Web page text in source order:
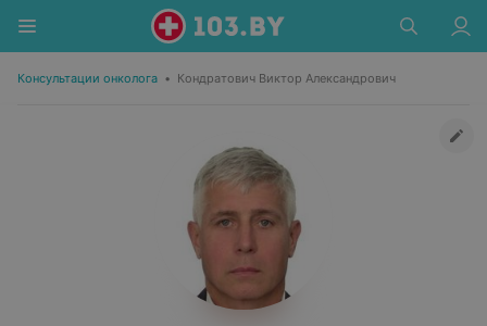
Консультации онколога • Кондратович Виктор Александрович